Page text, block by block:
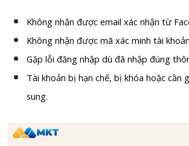
Không nhận được email xác nhận từ
Không nhận được mã xác minh tài
Gặp lỗi đăng nhập dù đã nhập đúng
Tài khoản bị hạn chế, bị khóa hoặc cần
sung.